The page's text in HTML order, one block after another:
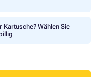
Kartusche? Wählen Sie